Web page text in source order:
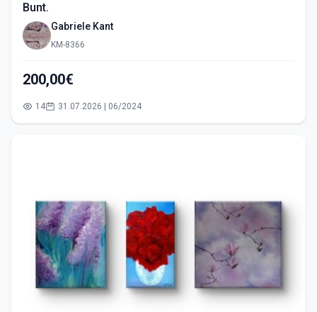
Bunt.
Gabriele Kant
KM-8366
200,00€
14 31.07.2026 | 06/2024